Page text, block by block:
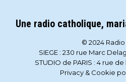
Une radio catholique,
© 2024
SIEGE : 230 rue Marc
STUDIO de PARIS : 4 rue
Privacy & Cookie